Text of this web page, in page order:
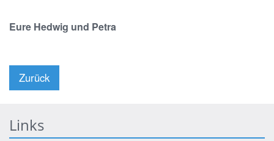
Eure Hedwig und Petra
Zurück
Links